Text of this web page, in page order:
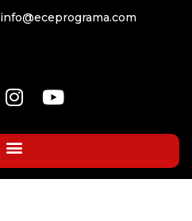
info@eceprograma.com